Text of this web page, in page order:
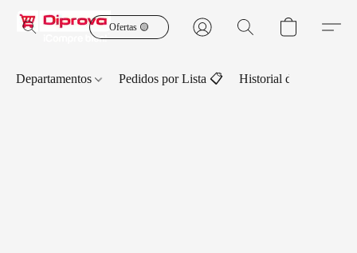
Ofertas 🟡
Departamentos Pedidos por Lista 📋 Historial de Pedidos